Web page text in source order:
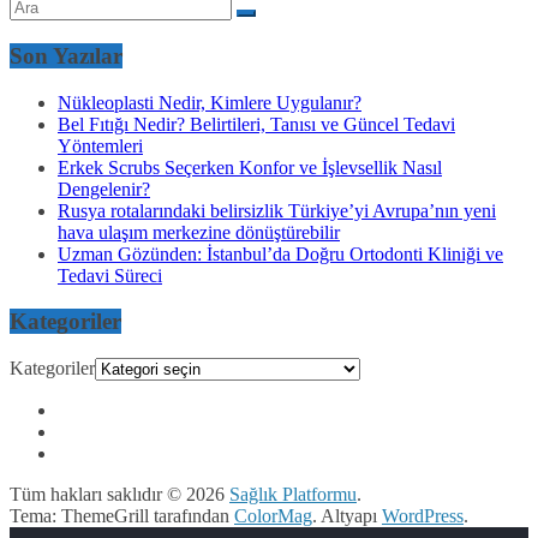
Son Yazılar
Nükleoplasti Nedir, Kimlere Uygulanır?
Bel Fıtığı Nedir? Belirtileri, Tanısı ve Güncel Tedavi
Yöntemleri
Erkek Scrubs Seçerken Konfor ve İşlevsellik Nasıl
Dengelenir?
Rusya rotalarındaki belirsizlik Türkiye’yi Avrupa’nın yeni
hava ulaşım merkezine dönüştürebilir
Uzman Gözünden: İstanbul’da Doğru Ortodonti Kliniği ve
Tedavi Süreci
Kategoriler
Kategoriler
Tüm hakları saklıdır © 2026 Sağlık Platformu.
Tema: ThemeGrill tarafından ColorMag. Altyapı WordPress.